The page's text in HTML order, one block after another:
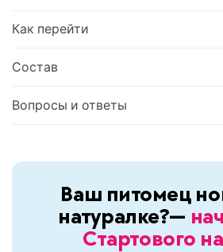
Как перейти
Состав
Вопросы и ответы
Ваш питомец
натуралке?—
Стартового